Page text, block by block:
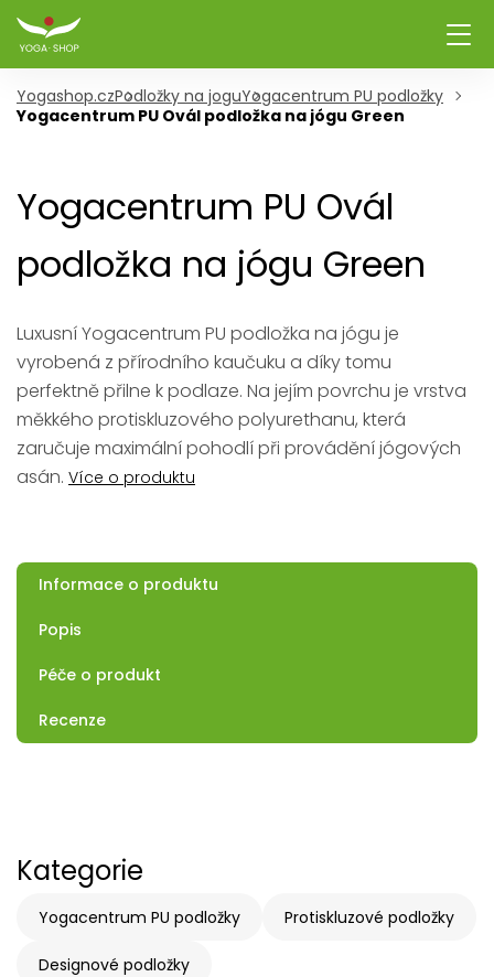
Yogashop.czPodložky na joguYogacentrum PU podložky
Yogacentrum PU Ovál podložka na jógu Green
Yogacentrum PU Ovál
podložka na jógu Green
Luxusní Yogacentrum PU podložka na jógu je
vyrobená z přírodního kaučuku a díky tomu
perfektně přilne k podlaze. Na jejím povrchu je vrstva
měkkého protiskluzového polyurethanu, která
zaručuje maximální pohodlí při provádění jógových
asán. Více o produktu
Informace o produktu
Popis
Péče o produkt
Recenze
Kategorie
Yogacentrum PU podložky Protiskluzové podložky
Designové podložky